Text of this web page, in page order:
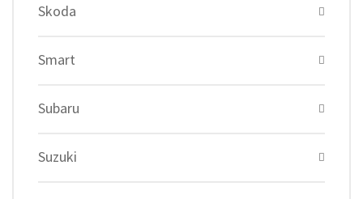
Skoda
Smart
Subaru
Suzuki